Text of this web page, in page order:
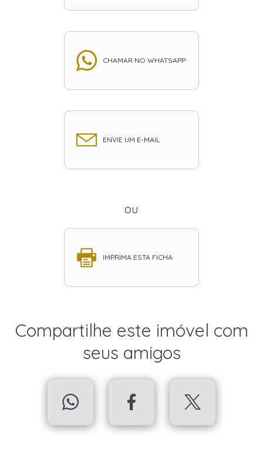
CHAMAR NO WHATSAPP
ENVIE UM E-MAIL
ou
IMPRIMA ESTA FICHA
Compartilhe este imóvel com
seus amigos